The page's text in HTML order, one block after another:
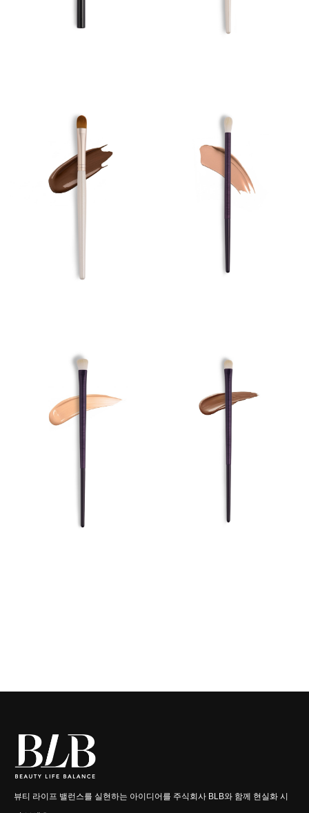
뷰티 라이프 밸런스를 실현하는 아이디어를 주식회사 BLB와 함께 현실화 시